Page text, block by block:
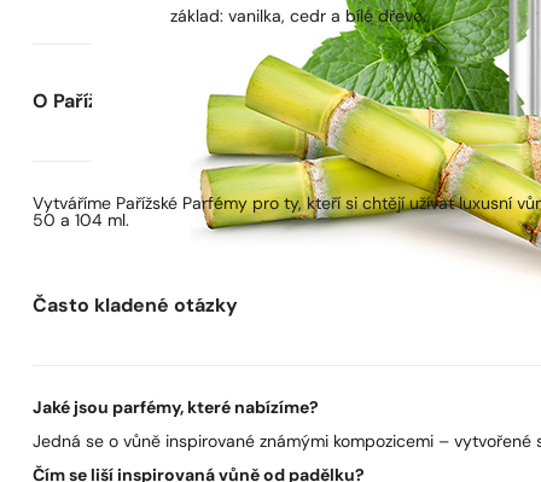
základ: vanilka, cedr a bílé dřevo.
O Pařížských Parfémech
Vytváříme Pařížské Parfémy pro ty, kteří si chtějí užívat luxusní
50 a 104 ml.
Často kladené otázky
Jaké jsou parfémy, které nabízíme?
Jedná se o vůně inspirované známými kompozicemi –
Čím se liší inspirovaná vůně od padělku?